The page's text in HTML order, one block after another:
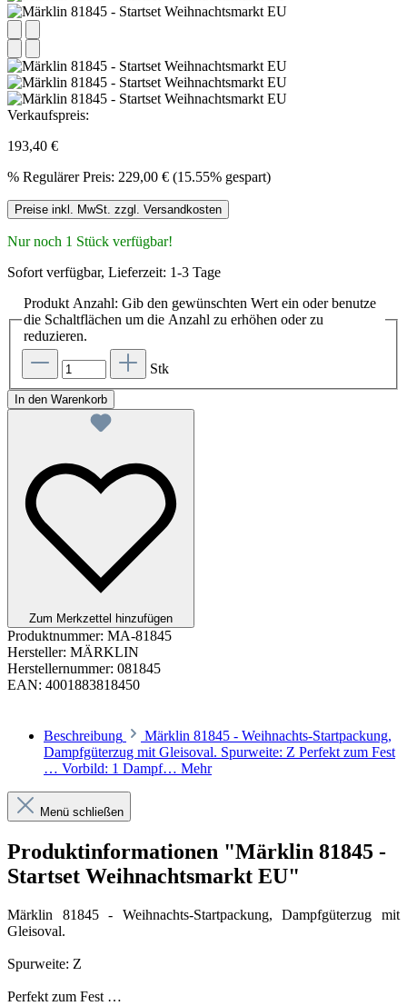
Verkaufspreis:
193,40 €
% Regulärer Preis: 229,00 € (15.55% gespart)
Preise inkl. MwSt. zzgl. Versandkosten
Nur noch 1 Stück verfügbar!
Sofort verfügbar, Lieferzeit: 1-3 Tage
Produkt Anzahl: Gib den gewünschten Wert ein oder benutze
die Schaltflächen um die Anzahl zu erhöhen oder zu
reduzieren.
Stk
In den Warenkorb
Zum Merkzettel hinzufügen
Produktnummer: MA-81845
Hersteller: MÄRKLIN
Herstellernummer: 081845
EAN: 4001883818450
Beschreibung
Märklin 81845 - Weihnachts-Startpackung,
Dampfgüterzug mit Gleisoval. Spurweite: Z Perfekt zum Fest
… Vorbild: 1 Dampf… Mehr
Menü schließen
Produktinformationen "Märklin 81845 -
Startset Weihnachtsmarkt EU"
Märklin 81845 - Weihnachts-Startpackung, Dampfgüterzug mit
Gleisoval.
Spurweite: Z
Perfekt zum Fest …